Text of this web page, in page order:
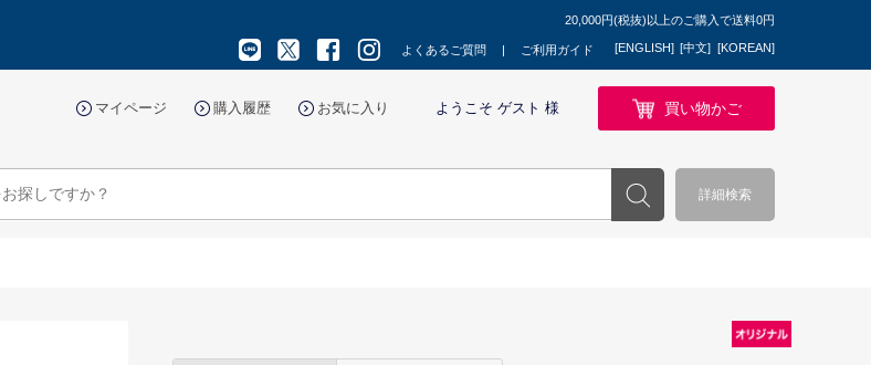
20,000円(税抜)以上のご購入で送料0円
よくあるご質問 ご利用ガイド [ENGLISH] [中文] [KOREAN]
マイページ 購入履歴 お気に入り ようこそ ゲスト 様 買い物かご
詳細検索